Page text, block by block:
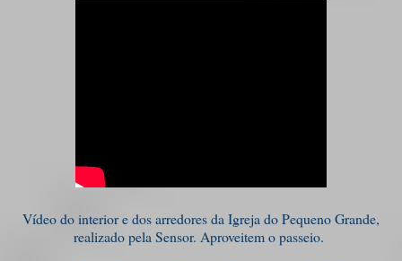
Vídeo do interior e dos arredores da Igreja do Pequeno Grande,
realizado pela Sensor. Aproveitem o passeio.